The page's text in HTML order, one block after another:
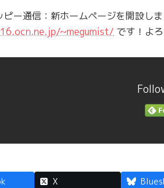
ピー通信：新ホームページを開設しま
~megumist/ です！よ
X